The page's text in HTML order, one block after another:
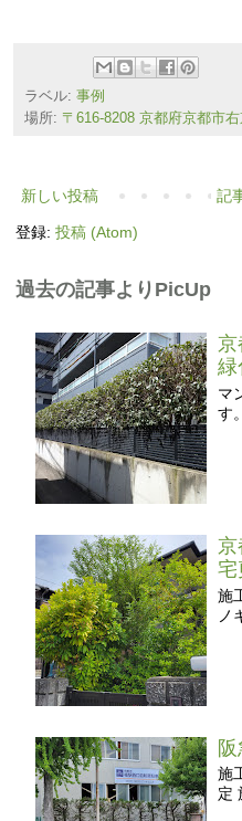
ラベル: 事例
場所: 〒616-8208 京都府京都市
新しい投稿 記
登録: 投稿 (Atom)
過去の記事よりPicUp
京
緑
マ
す。
京
宅
施
ノ
施
定